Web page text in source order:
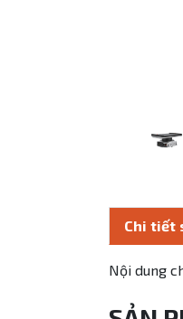
Chi tiết
Nội dung